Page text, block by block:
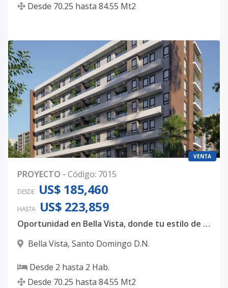
Desde 70.25 hasta 84.55 Mt2
VENTA
PROYECTO - Código: 7015
DESDE US$ 185,460
HASTA US$ 223,859
Oportunidad en Bella Vista, donde tu estilo de vida se convierte en inversión
Bella Vista, Santo Domingo D.N.
Desde 2 hasta 2 Hab.
Desde 70.25 hasta 84.55 Mt2